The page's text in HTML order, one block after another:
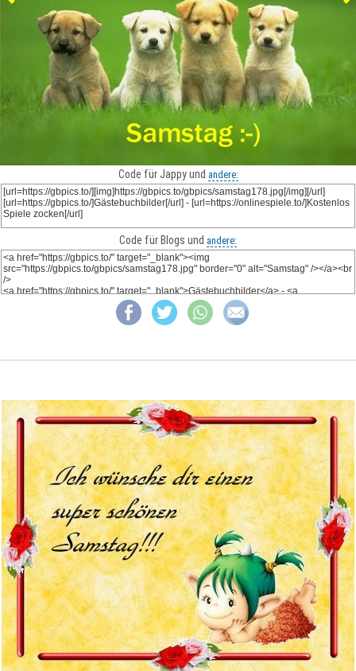
Code für Jappy und andere:
Code für Blogs und andere: